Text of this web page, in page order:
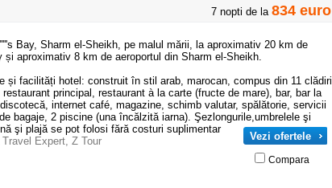
7 nopti de la 834 euro
Bay, Sharm el-Sheikh, pe malul mării, la aproximativ 20 km de
și aproximativ 8 km de aeroportul din Sharm el-Sheikh.
și facilități hotel: construit în stil arab, marocan, compus din 11 clădiri
principal, restaurant à la carte (fructe de mare), bar, bar la
internet café, magazine, schimb valutar, spălătorie, servicii
bagaje, 2 piscine (una încălzită iarna). Şezlongurile,umbrelele şi
şi plajă se pot folosi fără costuri suplimentar
Vezi ofertele
Compara
Travel Expert, Z Tour